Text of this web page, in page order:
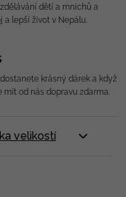
dětí a mnichů a
a lepší život v Nepálu.
krásný dárek a když
mít od nás dopravu zdarma.
velikostí